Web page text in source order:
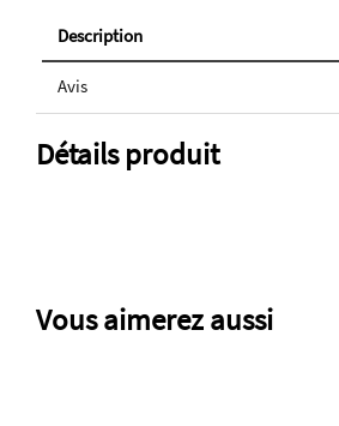
Description
Avis
Détails produit
Vous aimerez aussi